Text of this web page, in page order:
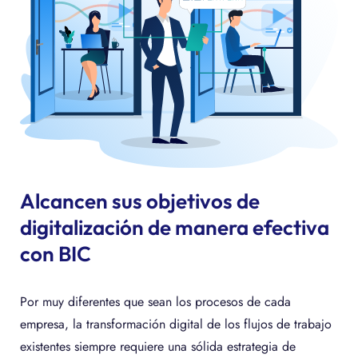
Alcancen sus objetivos de
digitalización de manera efectiva
con BIC
Por muy diferentes que sean los procesos de cada
empresa, la transformación digital de los flujos de trabajo
existentes siempre requiere una sólida estrategia de